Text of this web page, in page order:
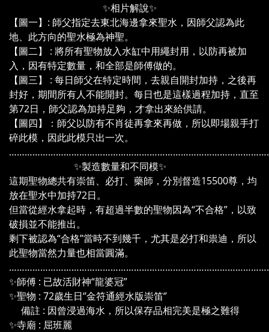
✨相片解說✨
【圖一】: 師父指定去東北海邊拿來聖水，因師父認為此
地、此方向的聖水極為神聖。
【圖二】 : 將所有聖物放入水缸中用繩封用，以防再被加
入，因有特定數量，和全部是師傅做的。
【圖三】 : 每日師父在特定時間，去親自開封加持，之後再
封好，期間所有人不能開封。每日也是這樣過程加持，直至
第72日，師父認為加持足夠，才拿出來給供請。
【圖四】：師父以防有不肖徒再拿來再做，所以即場親手打
碎此模，因此此模只出一次。
✨製造數量和不同模✨
這期聖物總共有崇笛、必打、藥師，分別督造15500尊，均
放在聖水中加持72日。
但當從經水拿起時，有超過半數的聖物因為“不合格”，以致
破損並不能推出。
剩下被認為“合格”當時不到幾千，尤其是必打和祟迪，所以
此聖物當然力量也相當圓滿。
✨師傅 : 已故活財神“龍婆冠”
✨聖物 : 72歲生日‘’金符通經水版崇笛‘’
備註 : 因曾浸過海水，所以保存品相完美是極之難得
✨寺廟 : 屈班麗